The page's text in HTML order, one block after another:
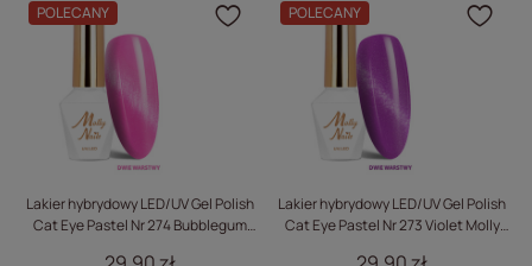
POLECANY
Lakier hybrydowy LED/UV Gel Polish
Cat Eye Pastel Nr 274 Bubblegum
Kliknij, aby dodać
POLECANY
Lakier hybrydowy LED/UV Gel Polish
Cat Eye Pastel Nr 273 Violet Molly